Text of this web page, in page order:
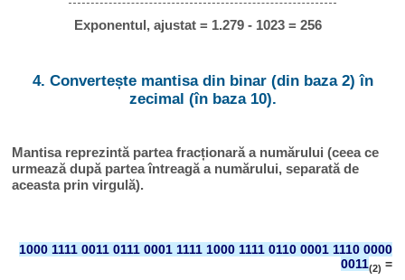
Exponentul, ajustat = 1.279 - 1023 = 256
4. Convertește mantisa din binar (din baza 2) în
zecimal (în baza 10).
Mantisa reprezintă partea fracționară a numărului (ceea ce
urmează după partea întreagă a numărului, separată de
aceasta prin virgulă).
1000 1111 0011 0111 0001 1111 1000 1111 0110 0001 1110 0000
0011(2) =